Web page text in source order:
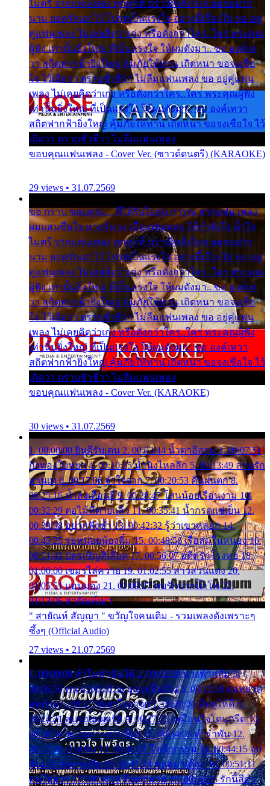
ไมตรี จากแฟนเพลง ทุกทุกที่ ปราณีหลั่งไหล ผมขอฝาก
นาม ยอดรักเอาไว้ โปรดเป็นแรงใจ อย่างนี้เรื่อยไป ขอ อยู่
คู่แฟนเพลง ไม่เคยคิดว่าเก่ง หรือดังกว่าใคร..ใคร พระคุณ
ผู้ฟัง เท่านั้นยิ่งใหญ่ ที่เป็นแรงใจ ให้ผมดังมา.. ขอ องค์เท
วา สถิตฟากฟ้ายิ่งใหญ่ คุ้มภัยให้ท่าน เถิดหนา ขอจงเชื่อ
ใจ ไว้เถิดว่า ตราบชั่วชีวา ไม่ลืมแฟนเพลง ขอ อยู่คู่แฟน
เพลง ไม่เคยคิดว่าเก่ง หรือดังกว่าใคร..ใคร พระคุณผู้ฟัง
เท่านั้นยิ่งใหญ่ ที่เป็นแรงใจ ให้ผมดังมา.. ขอ องค์เทวา
สถิตฟากฟ้ายิ่งใหญ่ คุ้มภัยให้ท่าน เถิดหนา ขอจงเชื่อใจ ไว้
เถิดว่า ตราบชั่วชีวา ไม่ลืมแฟนเพลง
ขอบคุณแฟนเพลง - Cover Ver. (ซาวด์ดนตรี) (KARAOKE)
29 views • 31.07.2569
ขอ กราบ ขอบคุณ.... ที่ได้รับไออุ่น การุณ จากแฟน เพลง
ผมแสนชื่นใจ หายวังเวง เมื่อแฟนเพลง ให้กำลังใจ น้ำใจ
ไมตรี จากแฟนเพลง ทุกทุกที่ ปราณีหลั่งไหล ผมขอฝาก
นาม ยอดรักเอาไว้ โปรดเป็นแรงใจ อย่างนี้เรื่อยไป ขอ อยู่
คู่แฟนเพลง ไม่เคยคิดว่าเก่ง หรือดังกว่าใคร..ใคร พระคุณ
ผู้ฟัง เท่านั้นยิ่งใหญ่ ที่เป็นแรงใจ ให้ผมดังมา.. ขอ องค์เท
วา สถิตฟากฟ้ายิ่งใหญ่ คุ้มภัยให้ท่าน เถิดหนา ขอจงเชื่อ
ใจ ไว้เถิดว่า ตราบชั่วชีวา ไม่ลืมแฟนเพลง ขอ อยู่คู่แฟน
เพลง ไม่เคยคิดว่าเก่ง หรือดังกว่าใคร..ใคร พระคุณผู้ฟัง
เท่านั้นยิ่งใหญ่ ที่เป็นแรงใจ ให้ผมดังมา.. ขอ องค์เทวา
สถิตฟากฟ้ายิ่งใหญ่ คุ้มภัยให้ท่าน เถิดหนา ขอจงเชื่อใจ ไว้
เถิดว่า ตราบชั่วชีวา ไม่ลืมแฟนเพลง
ขอบคุณแฟนเพลง - Cover Ver. (KARAOKE)
30 views • 31.07.2569
1. 00:00:00 ยินดีรับเดน 2. 00:03:44 น้ำตาอีสาน 3. 00:07:51
กิ่งทองใบหยก 4. 00:10:35 น้ำนิ่งไหลลึก 5. 00:13:49 ลานรัก
ลานเท 6. 00:17:06 จำใจจาก 7. 00:20:53 คืนฝนตก 8.
00:25:16 น้ำลงเดือนยี่ 9. 00:28:47 โสนน้อยเรือนงาม 10.
00:32:29 ตอไม้ที่ตายแล้ว 11. 00:35:41 น้ำกรดแช่เย็น 12.
00:39:08 อยากฟังซ้ำ 13. 00:42:32 รู้ว่าเขาหลอก 14.
00:45:25 รอหน่อยน้องติ๋ม 15. 00:48:56 เรือล่มในหนอง 16.
00:51:43 บัตรเชิญสีเลือด 17. 00:56:07 อดีตรักโรงทอ 18.
01:00:00 เขมรไล่ควาย 19. 01:02:55 สาวสวนแตง 20.
01:05:51 แอบมอง 21. 01:09:27 พบรักปากน้ำโพ 22.
01:13:06 สายัณห์เมา
" สายัณห์ สัญญา " ขวัญใจคนเดิม - รวมเพลงดังเพราะๆ
ซึ้งๆ (Official Audio)
27 views • 21.07.2569
1. 00:00:00 ทำไมทำฉันได้ 2. 00:03:20 นางฟ้าสลัม 3.
00:06:50 คน 4. 00:10:36 บุญเหลือเกิน 5. 00:13:58 ฝนหยาด
สุดท้าย 6. 00:17:30 ยาใจยาจก 7. 00:20:30 คิดดูให้ดี 8.
00:24:21 ลบรอยแผลรัก 9. 00:27:35 เหมือนใจโดนกรีด 10.
00:30:54 ขบวนการเปาเปียว 11. 00:34:05 คำรำพัน 12.
00:37:20 ปาหนัน 13. 00:40:37 ใจเจ้ากรรม 14. 00:44:15 จูบ
ฉันแล้วจงตายเสีย 15. 00:47:24 ขอสูมาเต๊อะ 16. 00:51:11
คนใจมาร 17. 00:54:50 คืนทรมาน 18. 00:58:25 รักนี้สีดำ